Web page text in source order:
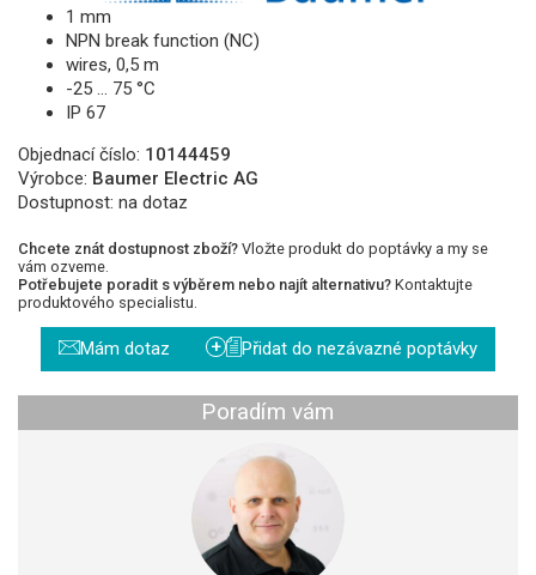
1 mm
NPN break function (NC)
wires, 0,5 m
-25 … 75 °C
IP 67
Objednací číslo: 10144459
Výrobce: Baumer Electric AG
Dostupnost: na dotaz
Chcete znát dostupnost zboží? Vložte produkt do poptávky a my se
vám ozveme.
Potřebujete poradit s výběrem nebo najít alternativu? Kontaktujte
produktového specialistu.
Mám dotaz + Přidat do nezávazné poptávky
Poradím vám